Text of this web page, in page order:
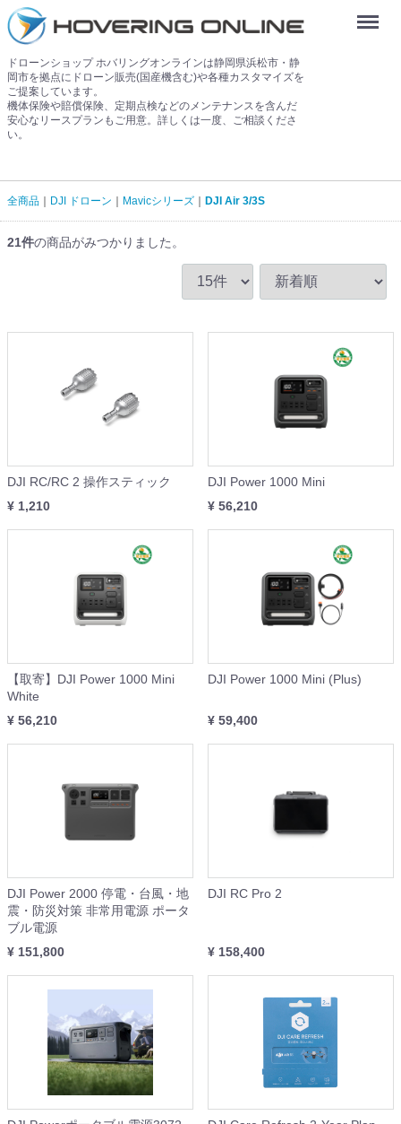
ドローンショップ ホバリングオンラインは静岡県浜松市・静
岡市を拠点にドローン販売(国産機含む)や各種カスタマイズを
ご提案しています。
機体保険や賠償保険、定期点検などのメンテナンスを含んだ
安心なリースプランもご用意。詳しくは一度、ご相談くださ
い。
Menu
全商品 DJI ドローン Mavicシリーズ DJI Air 3/3S
21件の商品がみつかりました。
DJI RC/RC 2 操作スティック
¥ 1,210
DJI Power 1000 Mini
¥ 56,210
【取寄】DJI Power 1000 Mini
White
¥ 56,210
DJI Power 1000 Mini (Plus)
¥ 59,400
DJI Power 2000 停電・台風・地
震・防災対策 非常用電源 ポータ
ブル電源
¥ 151,800
DJI RC Pro 2
¥ 158,400